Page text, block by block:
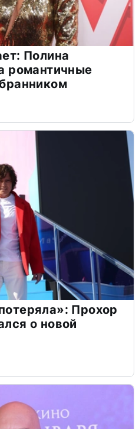
Полина
романтичные
Прохор
о новой